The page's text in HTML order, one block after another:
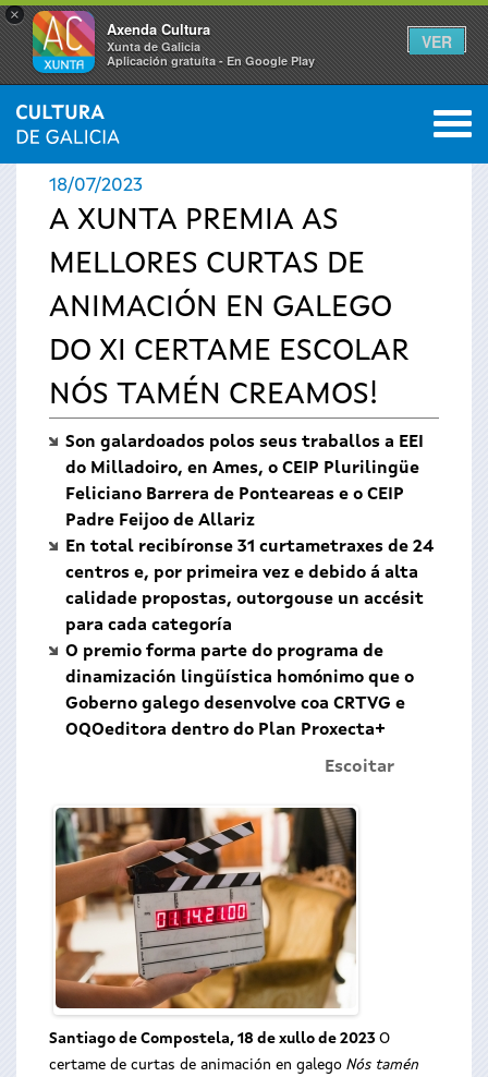
×
Axenda Cultura
Xunta de Galicia
Aplicación gratuíta - En Google Play
VER
Vostede
está
aquí
INICIO › ACTUALIDADE 0
18/07/2023
A XUNTA PREMIA AS
MELLORES CURTAS DE
ANIMACIÓN EN GALEGO
DO XI CERTAME ESCOLAR
NÓS TAMÉN CREAMOS!
Son galardoados polos seus traballos a EEI
do Milladoiro, en Ames, o CEIP Plurilingüe
Feliciano Barrera de Ponteareas e o CEIP
Padre Feijoo de Allariz
En total recibíronse 31 curtametraxes de 24
centros e, por primeira vez e debido á alta
calidade propostas, outorgouse un accésit
para cada categoría
O premio forma parte do programa de
dinamización lingüística homónimo que o
Goberno galego desenvolve coa CRTVG e
OQOeditora dentro do Plan Proxecta+
Escoitar
Santiago de Compostela, 18 de xullo de 2023 O
certame de curtas de animación en galego Nós tamén